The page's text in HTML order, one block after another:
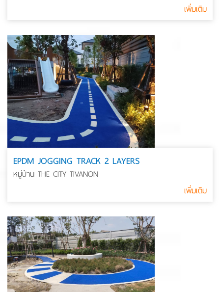
เพิ่มเติม
EPDM JOGGING TRACK 2 LAYERS
หมู่บ้าน THE CITY TIVANON
เพิ่มเติม